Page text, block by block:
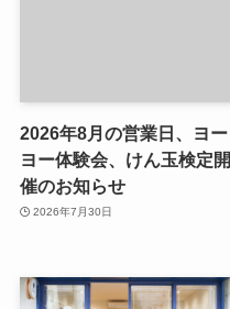
2026年8月の営業日、ヨー
ヨー体験会、けん玉検定開
催のお知らせ
2026年7月30日